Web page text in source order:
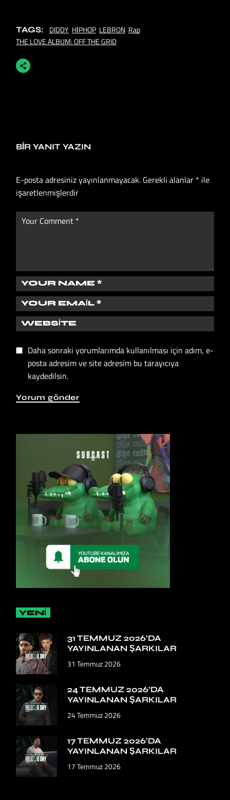
TAGS: DIDDY HİPHOP LEBRON Rap
THE LOVE ALBUM: OFF THE GRID
BIR YANIT YAZIN
E-posta adresiniz yayınlanmayacak. Gerekli alanlar * ile
işaretlenmişlerdir
Daha sonraki yorumlarımda kullanılması için adım, e-
posta adresim ve site adresim bu tarayıcıya
kaydedilsin.
Yorum gönder
YENİ
31 TEMMUZ 2026’DA
YAYINLANAN ŞARKILAR
31 Temmuz 2026
24 TEMMUZ 2026’DA
YAYINLANAN ŞARKILAR
24 Temmuz 2026
17 TEMMUZ 2026’DA
YAYINLANAN ŞARKILAR
17 Temmuz 2026